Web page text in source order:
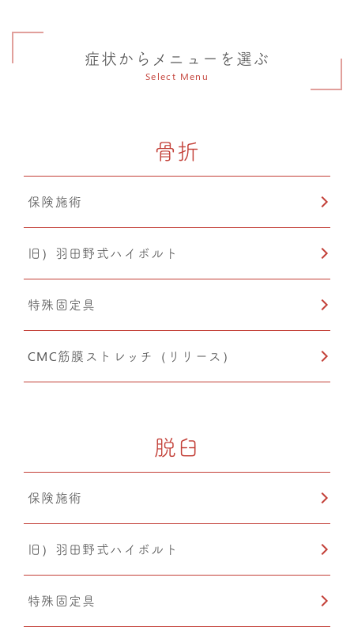
症状からメニューを選ぶ
Select Menu
骨折
保険施術
旧）羽田野式ハイボルト
特殊固定具
CMC筋膜ストレッチ（リリース）
脱臼
保険施術
旧）羽田野式ハイボルト
特殊固定具